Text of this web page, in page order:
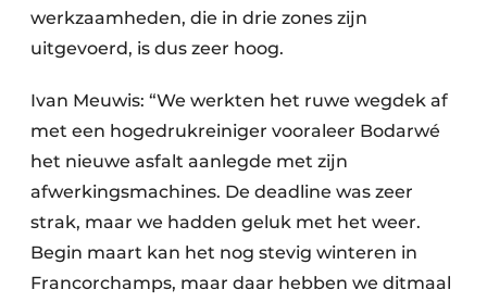
werkzaamheden, die in drie zones zijn
uitgevoerd, is dus zeer hoog.
Ivan Meuwis: “We werkten het ruwe wegdek af
met een hogedrukreiniger vooraleer Bodarwé
het nieuwe asfalt aanlegde met zijn
afwerkingsmachines. De deadline was zeer
strak, maar we hadden geluk met het weer.
Begin maart kan het nog stevig winteren in
Francorchamps, maar daar hebben we ditmaal